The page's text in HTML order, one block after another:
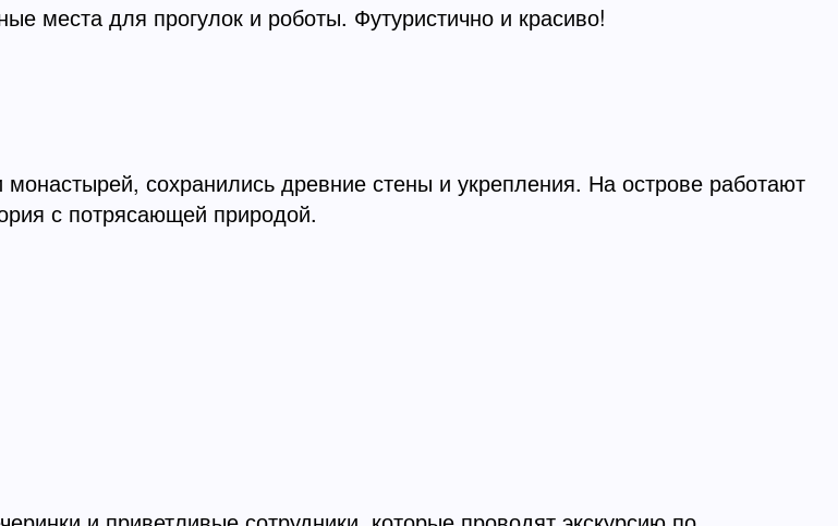
места для прогулок и роботы. Футуристично и красиво!
сохранились древние стены и укрепления. На острове работают
с потрясающей природой.